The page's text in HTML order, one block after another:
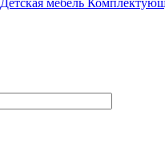
Детская мебель